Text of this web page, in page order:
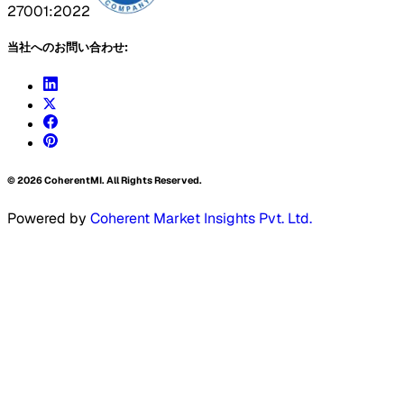
27001:2022
当社へのお問い合わせ:
©2026CoherentMI. All Rights Reserved.
Powered by Coherent Market Insights Pvt. Ltd.